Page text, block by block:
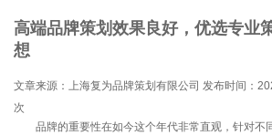
高端品牌策划效果良好，优选专业
想
文章来源：上海复为品牌策划有限公司 发布时间：
次
品牌的重要性在如今这个年代非常直观，针对不